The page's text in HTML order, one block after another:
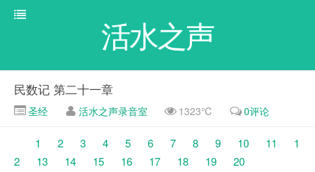
活水之声
民数记 第二十一章
圣经 活水之声录音室 1323℃ 0评论
1 2 3 4 5 6 7 8 9 10 11
1
2
13 14 15 16 17 18 19
20